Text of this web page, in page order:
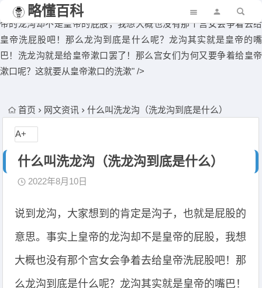
说到龙沟，大家想到的肯定是沟子，也就是屁股的意思。事实上皇
帝的龙沟却不是皇帝的屁股，我想大概也没有那个宫女会争着去给
皇帝洗屁股吧！那么龙沟到底是什么呢？龙沟其实就是皇帝的嘴
巴！洗龙沟就是给皇帝漱口罢了！那么宫女们为何又要争着给皇帝
漱口呢？这就要从皇帝漱口的洗漱" />
略懂百科
首页 网文资讯 什么叫洗龙沟（洗龙沟到底是什么）
什么叫洗龙沟（洗龙沟到底是什么）
2022年8月10日
说到龙沟，大家想到的肯定是沟子，也就是屁股的
意思。事实上皇帝的龙沟却不是皇帝的屁股，我想
大概也没有那个宫女会争着去给皇帝洗屁股吧！那
么龙沟到底是什么呢？龙沟其实就是皇帝的嘴巴！
A+